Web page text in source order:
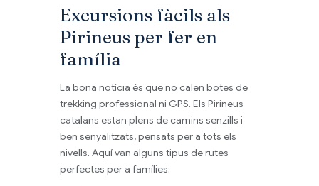
Excursions fàcils als
Pirineus per fer en
família
La bona notícia és que no calen botes de
trekking professional ni GPS. Els Pirineus
catalans estan plens de camins senzills i
ben senyalitzats, pensats per a tots els
nivells. Aquí van alguns tipus de rutes
perfectes per a famílies: